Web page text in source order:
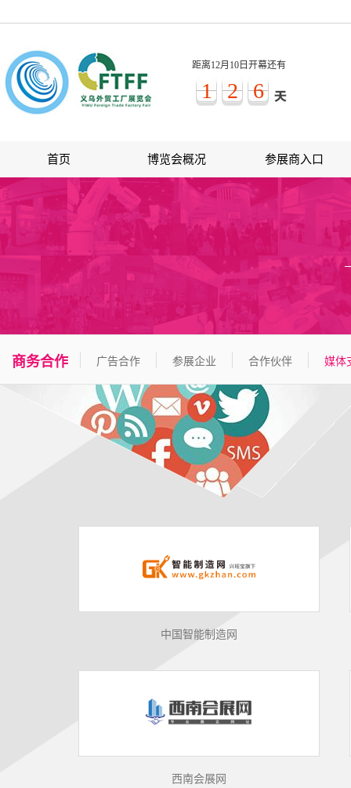
距离12月10日开幕还有
1 2 6
首页 博览会概况 参展商入口
商务合作 广告合作 参展企业 合作伙伴 媒体
中国智能制造网
西南会展网